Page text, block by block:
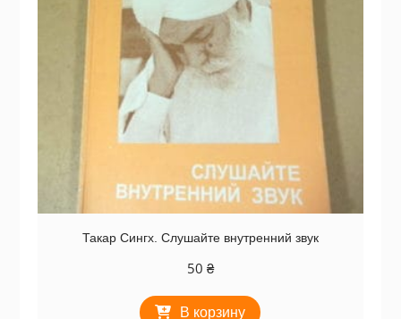
Такар Сингх. Слушайте внутренний звук
50 ₴
В корзину